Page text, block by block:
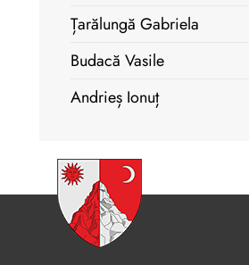
Țarălungă Gabriela
Budacă Vasile
Andrieș Ionuț